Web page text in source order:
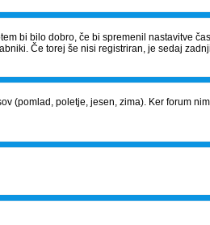
bi bilo dobro, če bi spremenil nastavitve
Če torej še nisi registriran, je sedaj
(pomlad, poletje, jesen, zima). Ker forum